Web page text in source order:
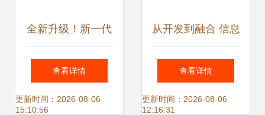
全新升级！新一代
质控系统引领检验
数字化质量管理新
查看详情
更新时间：2026-08-06
15:10:56
从开发到融合 信息
系统集成服务的成
长密码
查看详情
更新时间：2026-08-06
12:16:31